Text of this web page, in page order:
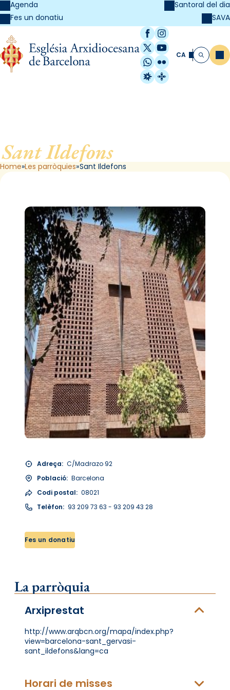
Agenda
Fes un donatiu
Santoral del dia
SAVA
Facebook
Instagram
X / Twitter
YouTube
WhatsApp
Flickr
Radio Estel
Catalunya
CA Cerca
Sant Ildefons, de Barcelona
Home Les parròquies Sant Ildefons
Adreça: C/Madrazo 92
Població: Barcelona
Codi postal: 08021
Telèfon: 93 209 73 63 - 93 209 43 28
Fes un donatiu
La parròquia
Arxiprestat
http://www.arqbcn.org/mapa/index.php?
view=barcelona-sant_gervasi-
sant_ildefons&lang=ca
Horari de misses